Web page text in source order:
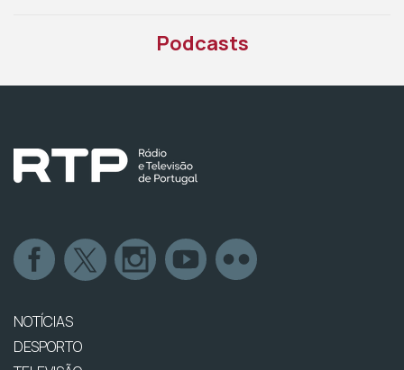
Podcasts
NOTÍCIAS
DESPORTO